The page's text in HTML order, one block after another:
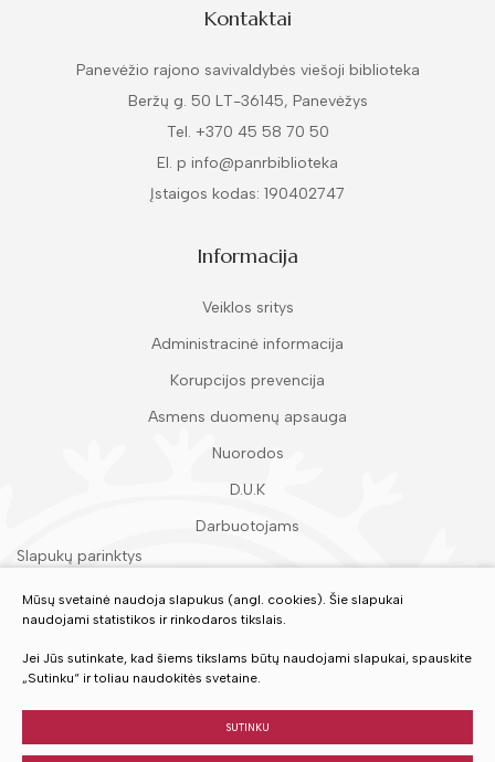
Kontaktai
Panevėžio rajono savivaldybės viešoji biblioteka
Beržų g. 50 LT-36145, Panevėžys
Tel. +370 45 58 70 50
El. p info@panrbiblioteka
Įstaigos kodas: 190402747
Informacija
Veiklos sritys
Administracinė informacija
Korupcijos prevencija
Asmens duomenų apsauga
Nuorodos
D.U.K
Darbuotojams
Slapukų parinktys
Įvertinkite mūsų paslaugas
Mūsų svetainė naudoja slapukus (angl. cookies). Šie slapukai
naudojami statistikos ir rinkodaros tikslais.
Jei Jūs sutinkate, kad šiems tikslams būtų naudojami slapukai, spauskite
„Sutinku“ ir toliau naudokitės svetaine.
SUTINKU